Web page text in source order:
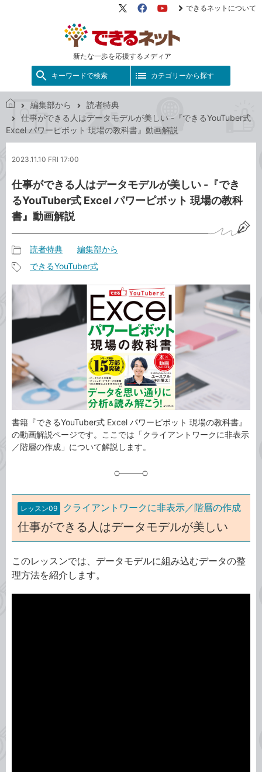
新たな一歩を応援するメディア
X（旧
FacebookYouTube
できるネットについて
キーワードで検索 カテゴリーから探す
で
き
ッ
編集部から
読者特典
仕事ができる人はデータモデルが美しい -『できるYouTuber式
Excel パワーピボット 現場の教科書』動画解説
2023.11.10 FRI 17:00
仕事ができる人はデータモデルが美しい -『でき
るYouTuber式 Excel パワーピボット 現場の教科
書』動画解説
事
カ
ゴ
読者特典 編集部から
グ
できるYouTuber式
書籍『できるYouTuber式 Excel パワーピボット 現場の教科書』
の動画解説ページです。ここでは「クライアントワークに非表示
／階層の作成」について解説します。
レッスン09 クライアントワークに非表示／階層の作成
仕事ができる人はデータモデルが美しい
このレッスンでは、データモデルに組み込むデータの整
理方法を紹介します。